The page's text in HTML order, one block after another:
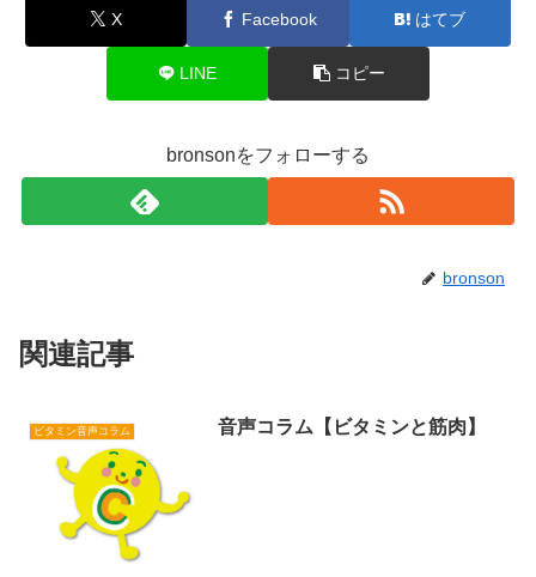
X Facebook はてブ
LINE コピー
bronsonをフォローする
bronson
関連記事
ビタミン音声コラム 音声コラム【ビタミンと筋肉】